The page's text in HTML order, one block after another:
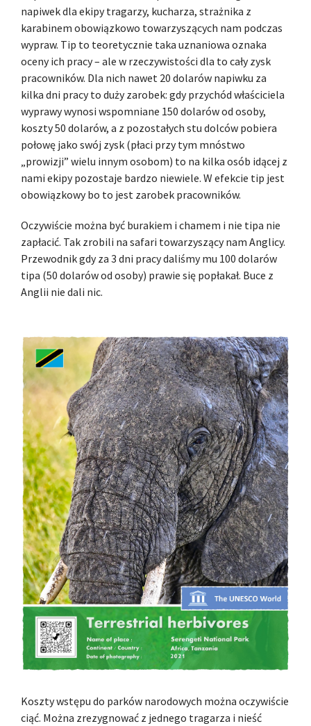
napiwek dla ekipy tragarzy, kucharza, strażnika z
karabinem obowiązkowo towarzyszących nam podczas
wypraw. Tip to teoretycznie taka uznaniowa oznaka
oceny ich pracy – ale w rzeczywistości dla to cały zysk
pracowników. Dla nich nawet 20 dolarów napiwku za
kilka dni pracy to duży zarobek: gdy przychód właściciela
wyprawy wynosi wspomniane 150 dolarów od osoby,
koszty 50 dolarów, a z pozostałych stu dolców pobiera
połowę jako swój zysk (płaci przy tym mnóstwo
„prowizji” wielu innym osobom) to na kilka osób idącej z
nami ekipy pozostaje bardzo niewiele. W efekcie tip jest
obowiązkowy bo to jest zarobek pracowników.
Oczywiście można być burakiem i chamem i nie tipa nie
zapłacić. Tak zrobili na safari towarzyszący nam Anglicy.
Przewodnik gdy za 3 dni pracy daliśmy mu 100 dolarów
tipa (50 dolarów od osoby) prawie się popłakał. Buce z
Anglii nie dali nic.
Koszty wstępu do parków narodowych można oczywiście
ciąć. Można zrezygnować z jednego tragarza i nieść